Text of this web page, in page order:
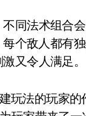
同法术组合
个敌人都有
又令人满足。
玩法的玩家